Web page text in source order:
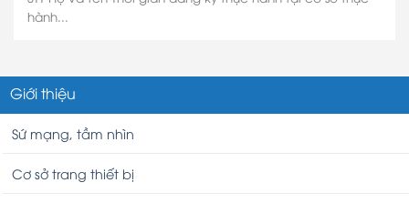
hành...
Giới thiệu
Sứ mạng, tầm nhìn
Cơ sở trang thiết bị